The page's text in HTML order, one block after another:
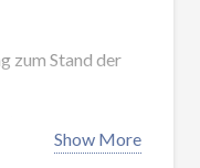
zum Stand der
verbundenen
Show More